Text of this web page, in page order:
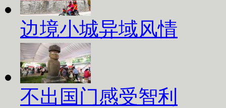
边境小城异域风情
不出国门感受智利